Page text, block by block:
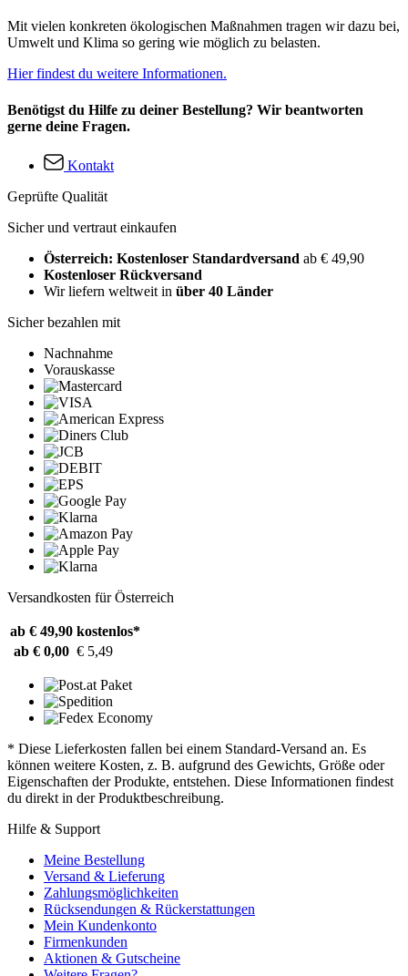
Mit vielen konkreten ökologischen Maßnahmen tragen wir dazu bei,
Umwelt und Klima so gering wie möglich zu belasten.
Hier findest du weitere Informationen.
Benötigst du Hilfe zu deiner Bestellung? Wir beantworten
gerne deine Fragen.
Kontakt
Geprüfte Qualität
Sicher und vertraut einkaufen
Österreich: Kostenloser Standardversand ab € 49,90
Kostenloser Rückversand
Wir liefern weltweit in über 40 Länder
Sicher bezahlen mit
Nachnahme
Vorauskasse
Versandkosten für Österreich
ab € 49,90 kostenlos*
ab € 0,00 € 5,49
* Diese Lieferkosten fallen bei einem Standard-Versand an. Es
können weitere Kosten, z. B. aufgrund des Gewichts, Größe oder
Eigenschaften der Produkte, entstehen. Diese Informationen findest
du direkt in der Produktbeschreibung.
Hilfe & Support
Meine Bestellung
Versand & Lieferung
Zahlungsmöglichkeiten
Rücksendungen & Rückerstattungen
Mein Kundenkonto
Firmenkunden
Aktionen & Gutscheine